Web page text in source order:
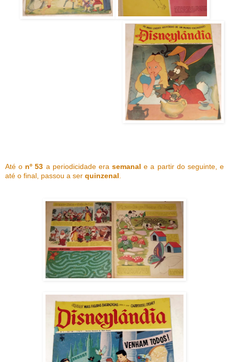
Até o nº 53 a periodicidade erasemanal e a partir do seguinte, e
até o final, passou a ser quinzenal